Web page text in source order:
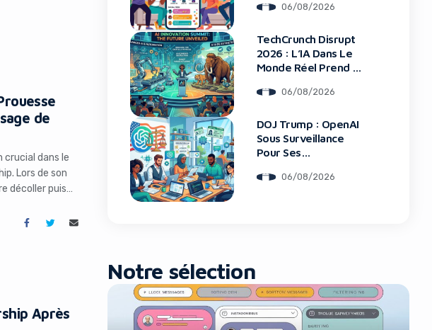
de
crucial dans le
Lors de son
décoller puis
Super Heavy
Après
06/08/2026
TechCrunch Disrupt
2026 : L’IA Dans Le
Monde Réel Prend La
06/08/2026
DOJ Trump : OpenAI
Sous Surveillance
Pour Ses
06/08/2026
Notre sélection
an ad-blocker!
No Thanks